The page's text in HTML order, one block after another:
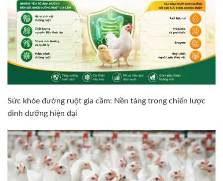
Sức khỏe đường ruột gia cầm: Nền tảng trong chiến lược
dinh dưỡng hiện đại